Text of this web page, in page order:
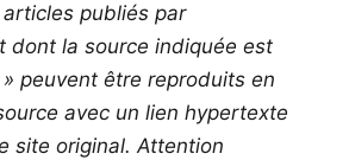
publiés par
dont la source indiquée est
» peuvent être reproduits en
avec un lien hypertexte
site original. Attention